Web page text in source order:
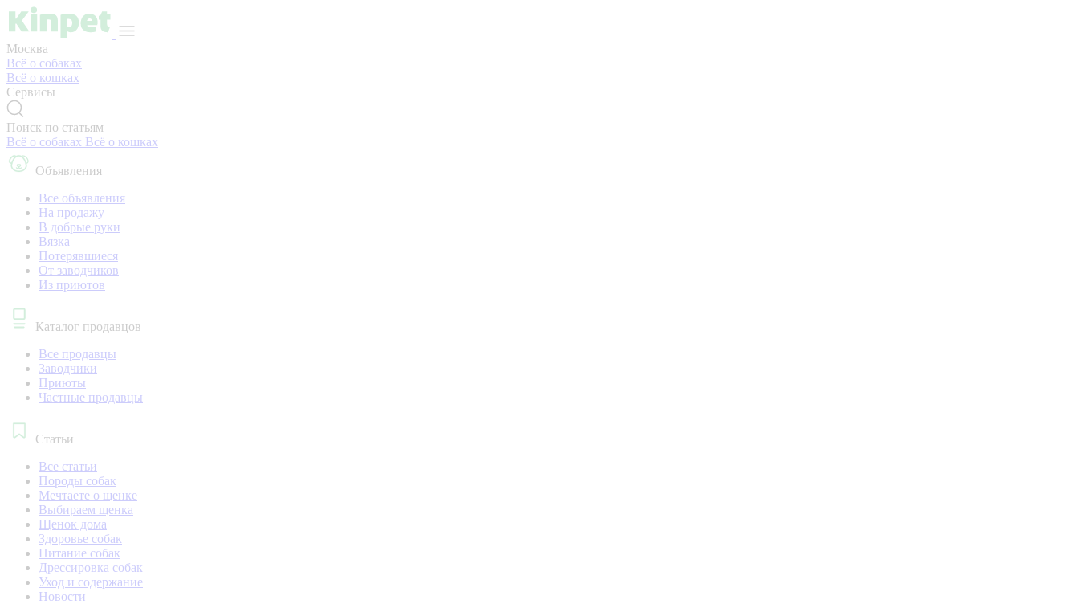
Москва
Всё о собаках
Всё о кошках
Сервисы
Поиск по статьям
Всё о собаках Всё о кошках
Объявления
Все объявления
На продажу
В добрые руки
Вязка
Потерявшиеся
От заводчиков
Из приютов
Каталог продавцов
Все продавцы
Заводчики
Приюты
Частные продавцы
Статьи
Все статьи
Породы собак
Мечтаете о щенке
Выбираем щенка
Щенок дома
Здоровье собак
Питание собак
Дрессировка собак
Уход и содержание
Новости